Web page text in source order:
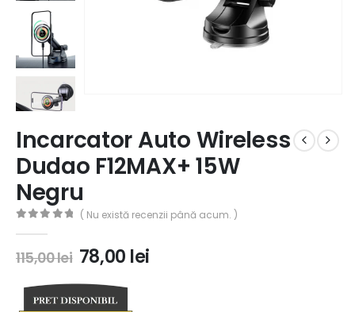
Incarcator Auto Wireless
Dudao F12MAX+ 15W
Negru
( Nu există recenzii până acum. )
115,00lei 78,00 lei